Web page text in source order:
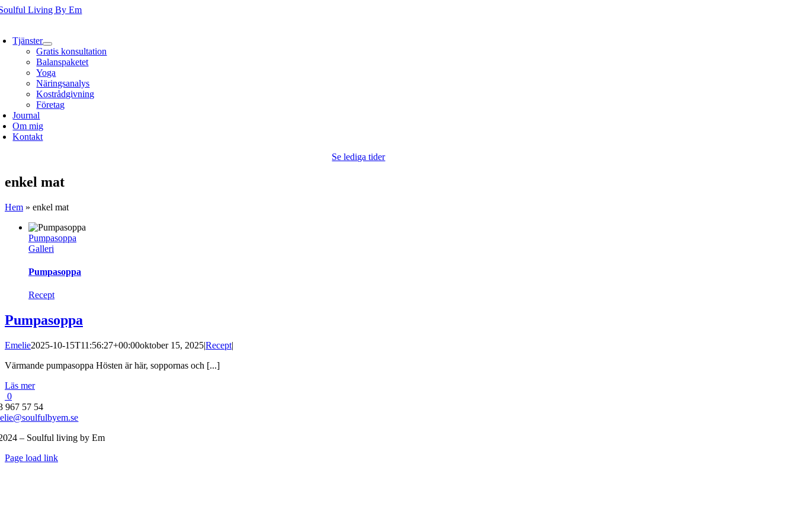
Fortsätt
Tjänster
Gratis konsultation
Balanspaketet
Yoga
Näringsanalys
Kostrådgivning
Företag
Journal
Om mig
Kontakt
Se lediga tider
enkel mat
Hem » enkel mat
Pumpasoppa
Galleri
Pumpasoppa
Recept
Pumpasoppa
Emelie2025-10-15T11:56:27+00:00oktober 15, 2025|Recept|
Värmande pumpasoppa Hösten är här, soppornas och [...]
Läs mer
0
967 57 54
– Soulful living by Em
Byt
Page load link